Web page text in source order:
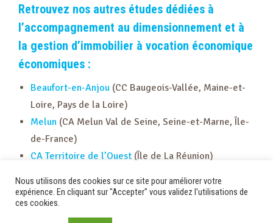
Retrouvez nos autres études dédiées à
l’accompagnement au dimensionnement et à
la gestion d’immobilier à vocation économique
économiques :
Beaufort-en-Anjou (CC Baugeois-Vallée, Maine-et-
Loire, Pays de la Loire)
Melun (CA Melun Val de Seine, Seine-et-Marne, Île-
de-France)
CA Territoire de l’Ouest (Île de La Réunion)
économique sur l’île de la Réunion)
Nous utilisons des cookies sur ce site pour améliorer votre
expérience. En cliquant sur "Accepter" vous validez l'utilisations de
ces cookies.